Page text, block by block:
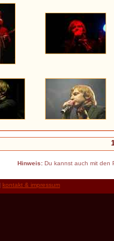
Hinweis:Du kannst auch mit den
kontakt & impressum